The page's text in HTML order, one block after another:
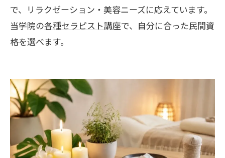
で、リラクゼーション・美容ニーズに応えています。
当学院の各種セラピスト講座で、自分に合った民間資
格を選べます。